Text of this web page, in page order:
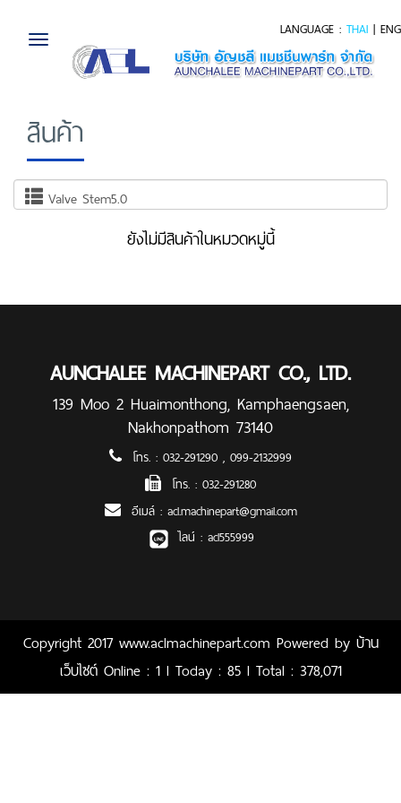
LANGUAGE : THAI | ENG
Toggle
navigation
สินค้า
Valve Stem5.0
ยังไม่มีสินค้าในหมวดหมู่นี้
AUNCHALEE MACHINEPART CO., LTD.
139 Moo 2 Huaimonthong, Kamphaengsaen,
Nakhonpathom 73140
โทร. : 032-291290 , 099-2132999
โทร. : 032-291280
อีเมล์ : acl.machinepart@gmail.com
ไลน์ : acl555999
Copyright 2017 www.aclmachinepart.com Powered by บ้าน
เว็บไซต์Online : 1 l Today : 85 l Total : 378,071